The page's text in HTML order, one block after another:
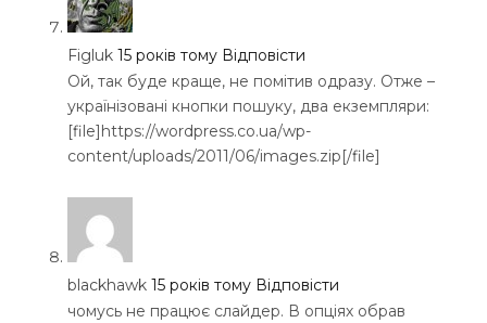
Figluk 15 років тому Відповісти
Ой, так буде краще, не помітив одразу. Отже –
українізовані кнопки пошуку, два екземпляри:
[file]https://wordpress.co.ua/wp-
content/uploads/2011/06/images.zip[/file]
blackhawk 15 років тому Відповісти
чомусь не працює слайдер. В опціях обрав